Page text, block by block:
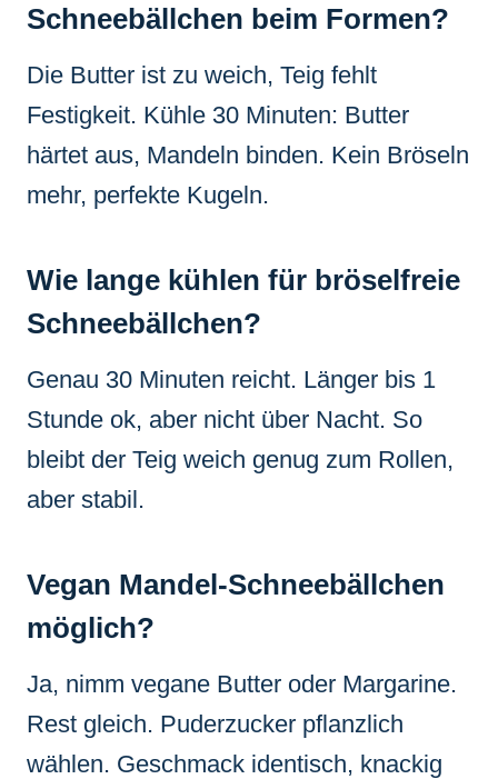
Schneebällchen beim Formen?
Die Butter ist zu weich, Teig fehlt
Festigkeit. Kühle 30 Minuten: Butter
härtet aus, Mandeln binden. Kein Bröseln
mehr, perfekte Kugeln.
Wie lange kühlen für bröselfreie
Schneebällchen?
Genau 30 Minuten reicht. Länger bis 1
Stunde ok, aber nicht über Nacht. So
bleibt der Teig weich genug zum Rollen,
aber stabil.
Vegan Mandel-Schneebällchen
möglich?
Ja, nimm vegane Butter oder Margarine.
Rest gleich. Puderzucker pflanzlich
wählen. Geschmack identisch, knackig